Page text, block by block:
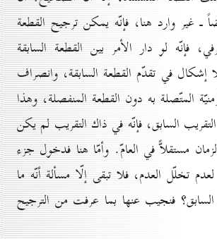
ـ غير وارد هنا، فإنّه يمكن ترجيح القطعة
فإنّه لو دار الأمر بين القطعة السابقة
إشكال في تقدّم القطعة السابقة، وانصراف
المتّصلة به دون القطعة المنفصلة، وهذا
السابق، فإنّه في ذاك التقريب لم يكن
مستقلاًّ في العامّ. وأمّا هنا فدخول جزء
تخلّل العدم، فلا تبقى إلّا مسألة أنّه ما
فنجيب عنها بما عرفت من الترجيح